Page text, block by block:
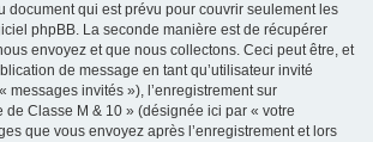
document qui est prévu pour couvrir seulement les
phpBB. La seconde manière est de récupérer
envoyez et que nous collectons. Ceci peut être, et
de message en tant qu’utilisateur invité
messages invités »), l’enregistrement sur
de Classe M & 10 » (désignée ici par « votre
que vous envoyez après l’enregistrement et lors